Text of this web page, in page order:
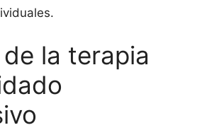
la terapia